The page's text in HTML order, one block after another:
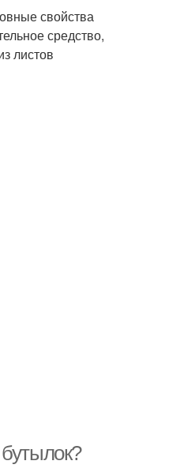
свойства
средство,
листов